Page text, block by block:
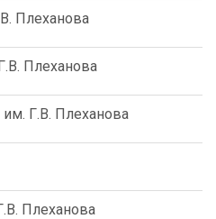
Плеханова
Плеханова
Г.В. Плеханова
Плеханова